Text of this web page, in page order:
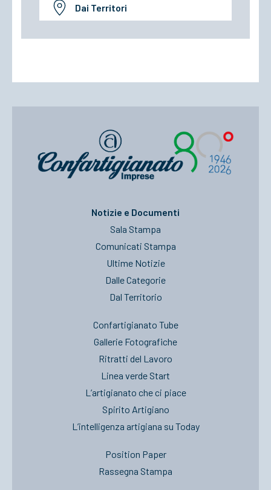
Dai Territori
Notizie e Documenti
Sala Stampa
Comunicati Stampa
Ultime Notizie
Dalle Categorie
Dal Territorio
Confartigianato Tube
Gallerie Fotografiche
Ritratti del Lavoro
Linea verde Start
L’artigianato che ci piace
Spirito Artigiano
L’intelligenza artigiana su Today
Position Paper
Rassegna Stampa